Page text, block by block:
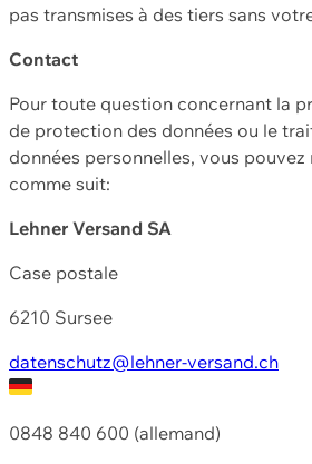
pas transmises à des tiers sans
Contact
Pour toute question concernant la
de protection des données ou le
données personnelles, vous
comme suit:
Lehner Versand SA
Case postale
6210 Sursee
datenschutz@lehner-versand.ch
0848 840 600 (allemand)